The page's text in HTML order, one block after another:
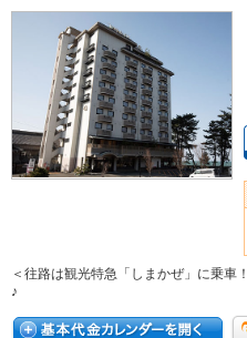
＜往路は観光特急「しまかぜ」に乗
♪